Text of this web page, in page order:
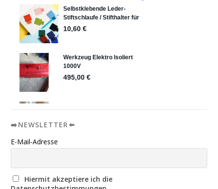
➡️NEWSLETTER⬅️
E-Mail-Adresse
Hiermit akzeptiere ich die